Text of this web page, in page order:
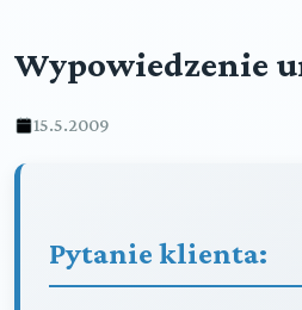
Wypowiedzenie
15.5.2009
Pytanie klienta: